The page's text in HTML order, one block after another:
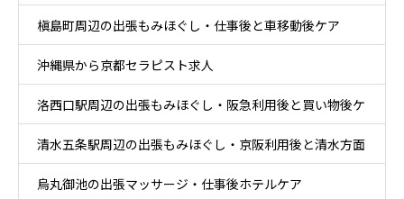
槇島町周辺の出張もみほぐし・仕事後と車移動後ケア
沖縄県から京都セラピスト求人
洛西口駅周辺の出張もみほぐし・阪急利用後と買い物後ケ
ア
清水五条駅周辺の出張もみほぐし・京阪利用後と清水方面
散策ケア
烏丸御池の出張マッサージ・仕事後ホテルケア